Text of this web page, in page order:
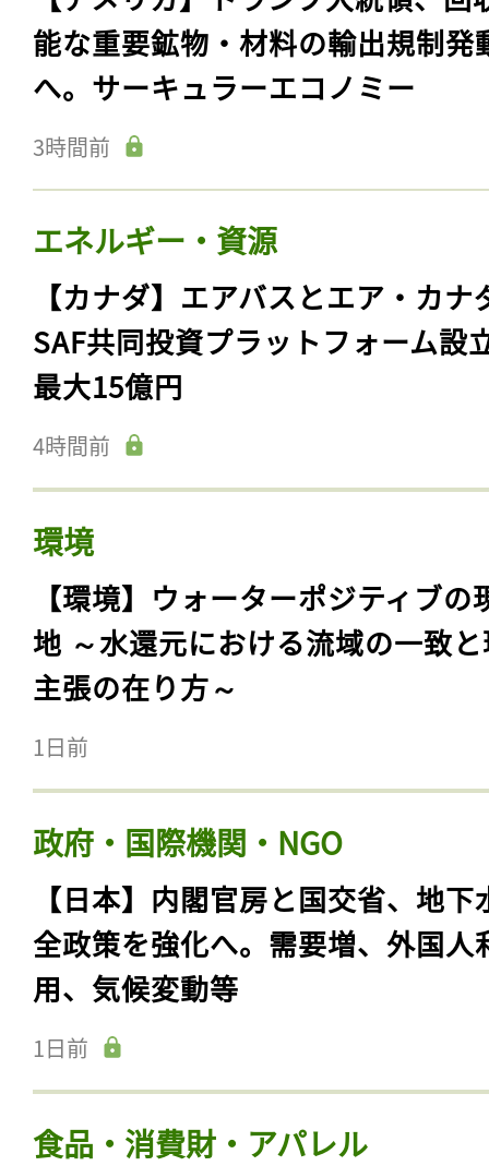
能な重要鉱物・材料の輸出規制発
へ。サーキュラーエコノミー
3時間前
エネルギー・資源
【カナダ】エアバスとエア・カナ
SAF共同投資プラットフォーム設
最大15億円
4時間前
環境
【環境】ウォーターポジティブの
地 ～水還元における流域の一致
主張の在り方～
1日前
政府・国際機関・NGO
【日本】内閣官房と国交省、地下
全政策を強化へ。需要増、外国人
用、気候変動等
1日前
食品・消費財・アパレル